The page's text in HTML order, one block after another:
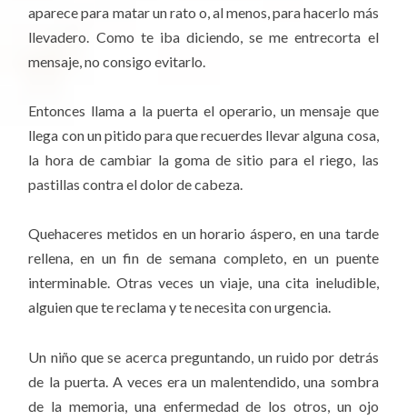
aparece para matar un rato o, al menos, para hacerlo más
llevadero. Como te iba diciendo, se me entrecorta el
mensaje, no consigo evitarlo.
Entonces llama a la puerta el operario, un mensaje que
llega con un pitido para que recuerdes llevar alguna cosa,
la hora de cambiar la goma de sitio para el riego, las
pastillas contra el dolor de cabeza.
Quehaceres metidos en un horario áspero, en una tarde
rellena, en un fin de semana completo, en un puente
interminable. Otras veces un viaje, una cita ineludible,
alguien que te reclama y te necesita con urgencia.
Un niño que se acerca preguntando, un ruido por detrás
de la puerta. A veces era un malentendido, una sombra
de la memoria, una enfermedad de los otros, un ojo